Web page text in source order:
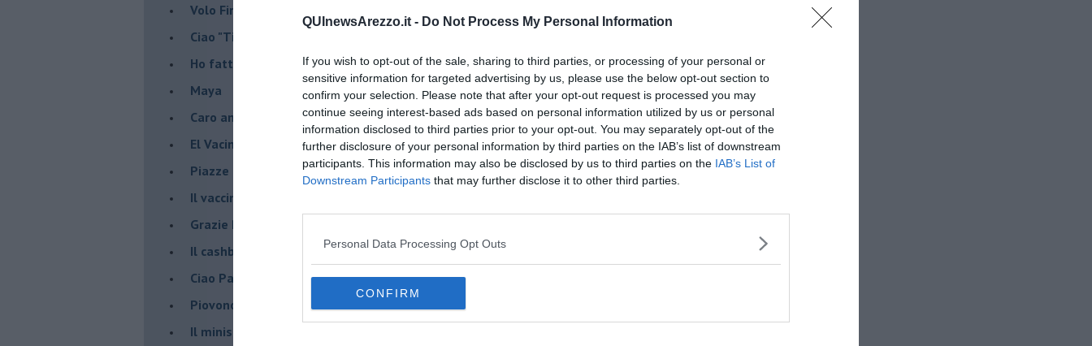
QUInewsArezzo.it - Do Not Process My Personal Information
If you wish to opt-out of the sale, sharing to third parties, or processing of your personal or
sensitive information for targeted advertising by us, please use the below opt-out section to
confirm your selection. Please note that after your opt-out request is processed you may
continue seeing interest-based ads based on personal information utilized by us or personal
information disclosed to third parties prior to your opt-out. You may separately opt-out of the
further disclosure of your personal information by third parties on the IAB’s list of downstream
participants. This information may also be disclosed by us to third parties on the IAB’s List of
Downstream Participants that may further disclose it to other third parties.
Personal Data Processing Opt Outs
CONFIRM
Volo Firenze-Barcellona, storia assurda di 12 valigie scomparse
Ciao "Titostagno", sei stato il mio eroe
Ho fatto la terza
Maya
Caro amico politico entusiasmato dalle Olimpiadi
El Vacinado
Piazze piene, piscine vuote ma che ne sanno Draghi e Speranza?
​Il vaccino contro il Covid, ci si potrà fidare?
Grazie Pablito
Il cashback ha fatto crash ma IO ho la soluzione
Ciao Patrizio
Piovono DPCM
Il ministro mi ama